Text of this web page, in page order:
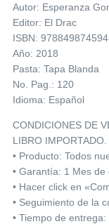
Autor: Esperanza
Editor: El Drac
ISBN:
Año: 2018
Pasta: Tapa Blanda
No. Pag.: 120
Idioma: Español
CONDICIONES DE
LIBRO
• Producto: Todos
• Garantía: 1 Mes
• Hacer click en
• Seguimiento de la
• Tiempo de